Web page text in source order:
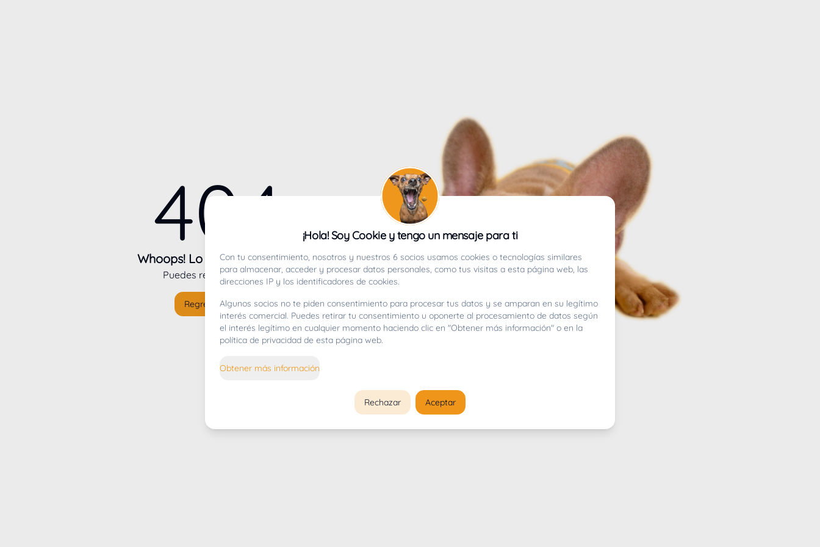
404
Whoops! Lo sentimos mucho.
Puedes regresar alinicio
Regresar al inicio
¡Hola! Soy Cookie y tengo un mensaje para ti
Con tu consentimiento, nosotros y nuestros 6 socios usamos cookies o tecnologías similares
para almacenar, acceder y procesar datos personales, como tus visitas a esta página web, las
direcciones IP y los identificadores de cookies.
Algunos socios no te piden consentimiento para procesar tus datos y se amparan en su legítimo
interés comercial. Puedes retirar tu consentimiento u oponerte al procesamiento de datos según
el interés legítimo en cualquier momento haciendo clic en "Obtener más información" o en la
política de privacidad de esta página web.
Obtener más información
Rechazar Aceptar